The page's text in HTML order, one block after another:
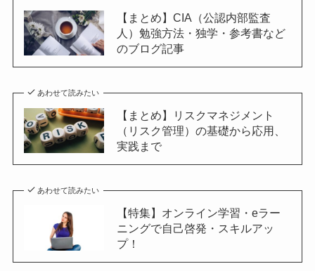
【まとめ】CIA（公認内部監査
人）勉強方法・独学・参考書など
のブログ記事
あわせて読みたい
【まとめ】リスクマネジメント
（リスク管理）の基礎から応用、
実践まで
あわせて読みたい
【特集】オンライン学習・eラー
ニングで自己啓発・スキルアッ
プ！